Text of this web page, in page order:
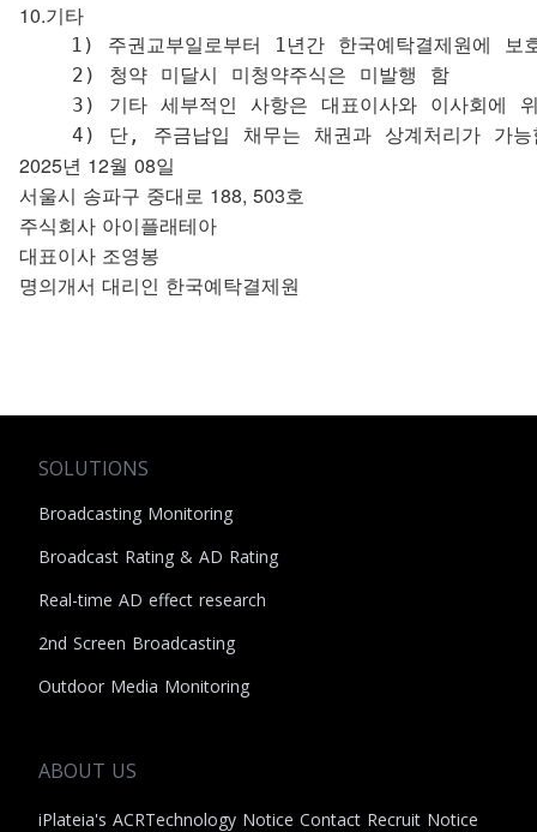
10.기타
1) 주권교부일로부터 1년간 한국예탁결제원에 보
    2) 청약 미달시 미청약주식은 미발행 함
3) 기타 세부적인 사항은 대표이사와 이사회에
2025년 12월 08일
서울시 송파구 중대로 188, 503호
주식회사 아이플래테아
대표이사 조영봉
명의개서 대리인 한국예탁결제원
SOLUTIONS
Broadcasting Monitoring
Broadcast Rating & AD Rating
Real-time AD effect research
2nd Screen Broadcasting
Outdoor Media Monitoring
ABOUT US
iPlateia's ACRTechnology Notice Contact Recruit Notice